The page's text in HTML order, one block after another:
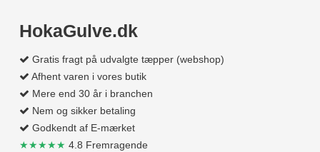
HokaGulve.dk
Gratis fragt på udvalgte tæpper (webshop)
Afhent varen i vores butik
Mere end 30 år i branchen
Nem og sikker betaling
Godkendt af E-mærket
★★★★★ 4.8 Fremragende